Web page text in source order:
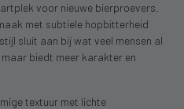
voor nieuwe bierproevers.
met subtiele hopbitterheid
sluit aan bij wat veel mensen al
biedt meer karakter en
textuur met lichte